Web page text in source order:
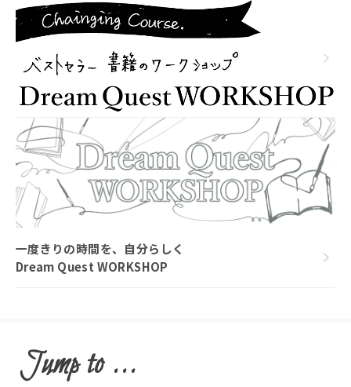
一度きりの時間を、自分らしく
Dream Quest WORKSHOP
Jump to ...